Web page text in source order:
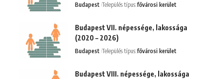
Budapest Település típus:fővárosi kerület
Budapest VII. népessége, lakossága
(2020 – 2026)
Budapest Település típus:fővárosi kerület
Budapest VIII. népessége, lakossága